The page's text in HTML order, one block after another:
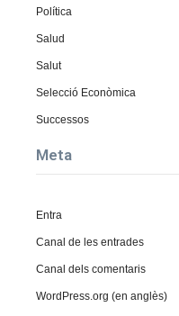
Política
Salud
Salut
Selecció Econòmica
Successos
Meta
Entra
Canal de les entrades
Canal dels comentaris
WordPress.org (en anglès)